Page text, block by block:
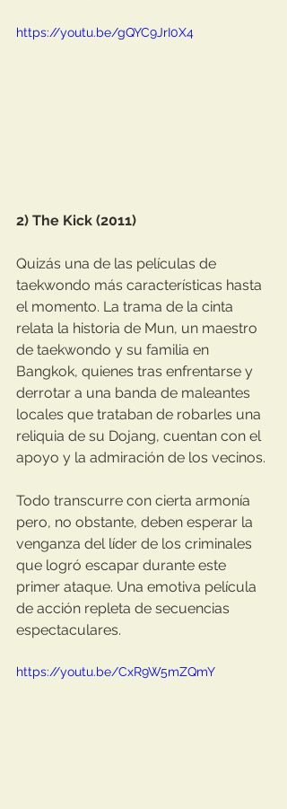
https://youtu.be/gQYC9JrI0X4
2) The Kick (2011)
Quizás una de las películas de
taekwondo más características hasta
el momento. La trama de la cinta
relata la historia de Mun, un maestro
de taekwondo y su familia en
Bangkok, quienes tras enfrentarse y
derrotar a una banda de maleantes
locales que trataban de robarles una
reliquia de su Dojang, cuentan con el
apoyo y la admiración de los vecinos.
Todo transcurre con cierta armonía
pero, no obstante, deben esperar la
venganza del líder de los criminales
que logró escapar durante este
primer ataque. Una emotiva película
de acción repleta de secuencias
espectaculares.
https://youtu.be/CxR9W5mZQmY